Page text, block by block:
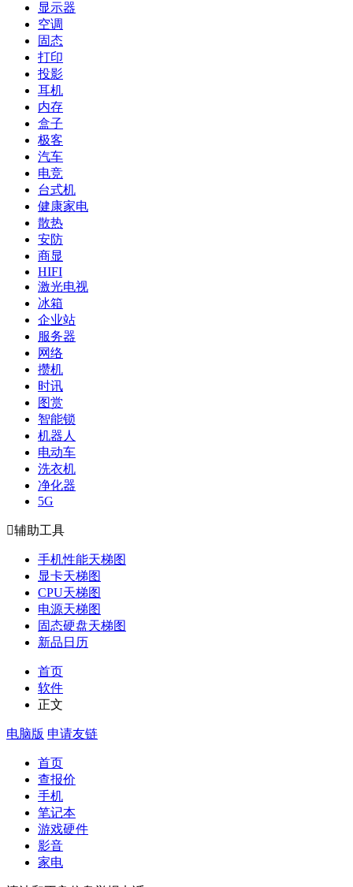
显示器
空调
固态
打印
投影
耳机
内存
盒子
极客
汽车
电竞
台式机
健康家电
散热
安防
商显
HIFI
激光电视
冰箱
企业站
服务器
网络
攒机
时讯
图赏
智能锁
机器人
电动车
洗衣机
净化器
5G
辅助工具
手机性能天梯图
显卡天梯图
CPU天梯图
电源天梯图
固态硬盘天梯图
新品日历
首页
软件
正文
电脑版 申请友链
首页
查报价
手机
笔记本
游戏硬件
影音
家电